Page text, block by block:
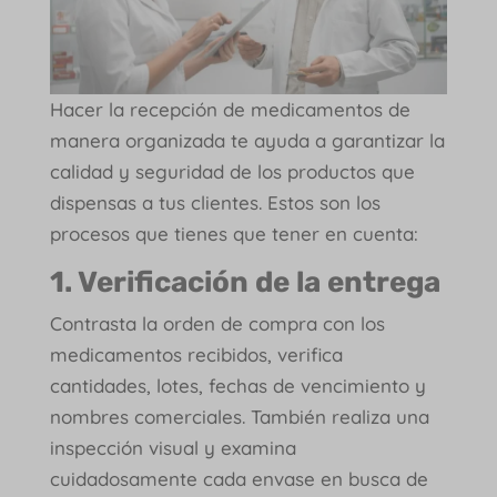
Hacer la recepción de medicamentos de
manera organizada te ayuda a garantizar la
calidad y seguridad de los productos que
dispensas a tus clientes. Estos son los
procesos que tienes que tener en cuenta:
1. Verificación de la entrega
Contrasta la orden de compra con los
medicamentos recibidos, verifica
cantidades, lotes, fechas de vencimiento y
nombres comerciales. También realiza una
inspección visual y examina
cuidadosamente cada envase en busca de